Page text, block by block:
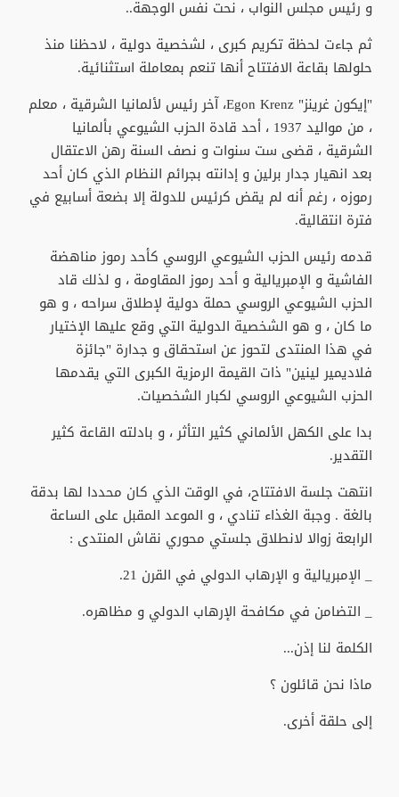
و رئيس مجلس النواب ، نحت نفس الوجهة..
ثم جاءت لحظة تكريم كبرى ، لشخصية دولية ، لاحظنا منذ
حلولها بقاعة الافتتاح أنها تنعم بمعاملة استثنائية.
"إيكون غرينز" Egon Krenz، آخر رئيس لألمانيا الشرقية ، معلم
، من مواليد 1937 ، أحد قادة الحزب الشيوعي بألمانيا
الشرقية ، قضى ست سنوات و نصف السنة رهن الاعتقال
بعد انهيار جدار برلين و إدانته بجرائم النظام الذي كان أحد
رموزه ، رغم أنه لم يقض كرئيس للدولة إلا بضعة أسابيع في
فترة انتقالية.
قدمه رئيس الحزب الشيوعي الروسي كأحد رموز مناهضة
الفاشية و الإمبريالية و أحد رموز المقاومة ، و لذلك قاد
الحزب الشيوعي الروسي حملة دولية لإطلاق سراحه ، و هو
ما كان ، و هو الشخصية الدولية التي وقع عليها الإختيار
في هذا المنتدى لتحوز عن استحقاق و جدارة "جائزة
فلاديمير لينين" ذات القيمة الرمزية الكبرى التي يقدمها
الحزب الشيوعي الروسي لكبار الشخصيات.
بدا على الكهل الألماني كثير التأثر ، و بادلته القاعة كثير
التقدير.
انتهت جلسة الافتتاح، في الوقت الذي كان محددا لها بدقة
بالغة . وجبة الغذاء تنادي ، و الموعد المقبل على الساعة
الرابعة زوالا لانطلاق جلستي محوري نقاش المنتدى :
_ الإمبريالية و الإرهاب الدولي في القرن 21.
_ التضامن في مكافحة الإرهاب الدولي و مظاهره.
الكلمة لنا إذن...
ماذا نحن قائلون ؟
إلى حلقة أخرى.